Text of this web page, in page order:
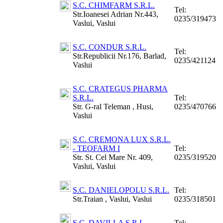
S.C. CHIMFARM S.R.L.
Str.Ioanesei Adrian Nr.443,
Vaslui, Vaslui
Tel:
0235/319473
S.C. CONDUR S.R.L.
Str.Republicii Nr.176, Barlad,
Vaslui
Tel:
0235/421124
S.C. CRATEGUS PHARMA
S.R.L.
Str. G-ral Teleman , Husi,
Vaslui
Tel:
0235/470766
S.C. CREMONA LUX S.R.L.
- TEOFARM I
Str. St. Cel Mare Nr. 409,
Vaslui, Vaslui
Tel:
0235/319520
S.C. DANIELOPOLU S.R.L.
Str.Traian , Vaslui, Vaslui
Tel:
0235/318501